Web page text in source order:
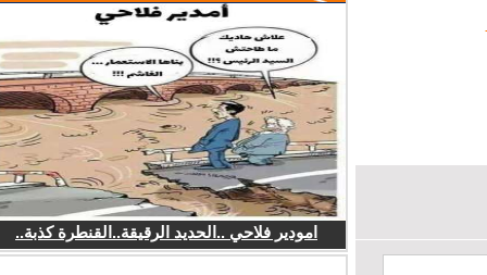
امودير فلاحي ..الحديد الرقيقة..القنطرة كذبة..